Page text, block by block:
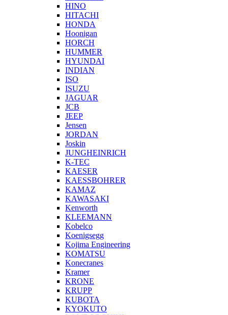
HINO
HITACHI
HONDA
Hoonigan
HORCH
HUMMER
HYUNDAI
INDIAN
ISO
ISUZU
JAGUAR
JCB
JEEP
Jensen
JORDAN
Joskin
JUNGHEINRICH
K-TEC
KAESER
KAESSBOHRER
KAMAZ
KAWASAKI
Kenworth
KLEEMANN
Kobelco
Koenigsegg
Kojima Engineering
KOMATSU
Konecranes
Kramer
KRONE
KRUPP
KUBOTA
KYOKUTO